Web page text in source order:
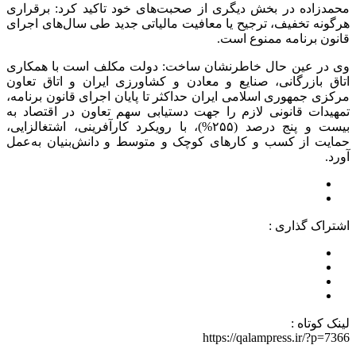
محمدزاده در بخش دیگری از صحبت‌های خود تاکید کرد: برقراری
هرگونه تخفیف، ترجیح یا معافیت مالیاتی جدید طی سال‌های اجرای
قانون برنامه ممنوع است.
وی در عین حال خاطرنشان ساخت: دولت مکلف است با همکاری
اتاق بازرگانی، صنایع و معادن و کشاورزی ایران و اتاق تعاون
مرکزی جمهوری اسلامی ایران حداکثر تا پایان اجرای قانون برنامه،
تمهیدات قانونی لازم را جهت دستیابی سهم تعاون در اقتصاد به
بیست و پنج درصد (۲۵۵%)، با رویکرد کارآفرینی، اشتغالزایی،
حمایت از کسب و کارهای کوچک و متوسط و دانش‌بنیان به‌عمل
آورد.
اشتراک گذاری :
لینک کوتاه :
https://qalampress.ir/?p=7366